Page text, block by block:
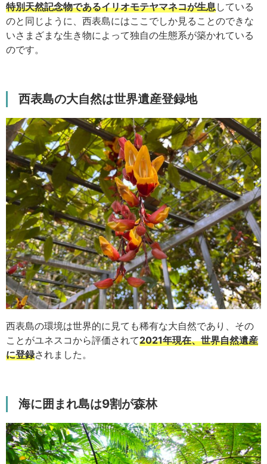
特別天然記念物であるイリオモテヤマネコが生息している
のと同じように、西表島にはここでしか見ることのできな
いさまざまな生き物によって独自の生態系が築かれている
のです。
西表島の大自然は世界遺産登録地
西表島の環境は世界的に見ても稀有な大自然であり、その
ことがユネスコから評価されて2021年現在、世界自然遺産
に登録されました。
海に囲まれ島は9割が森林